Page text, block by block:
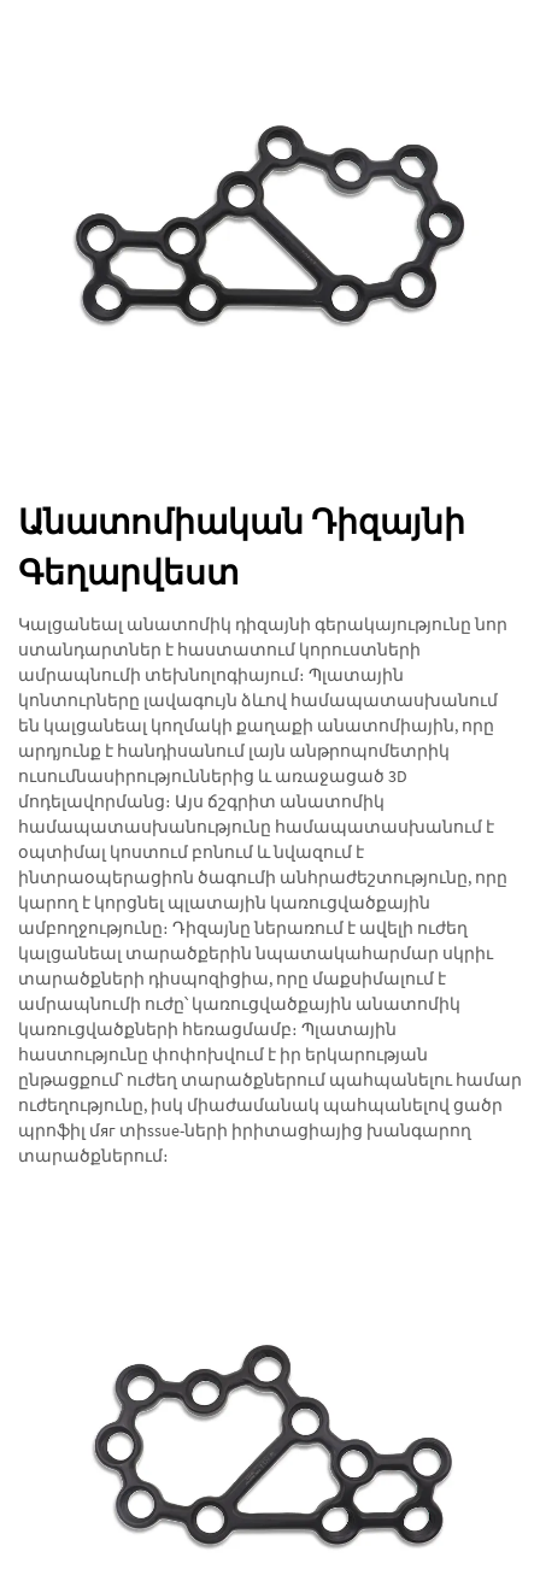
Անատոմիական Դիզայնի
Գեղարվեստ
Կալցանեալ անատոմիկ դիզայնի գերակայությունը նոր
ստանդարտներ է հաստատում կորուստների
ամրապնումի տեխնոլոգիայում։ Պլատային
կոնտուրները լավագույն ձևով համապատասխանում
են կալցանեալ կողմակի քաղաքի անատոմիային, որը
արդյունք է հանդիսանում լայն անթրոպոմետրիկ
ուսումնասիրություններից և առաջացած 3D
մոդելավորմանց։ Այս ճշգրիտ անատոմիկ
համապատասխանությունը համապատասխանում է
օպտիմալ կոստում բոնում և նվազում է
ինտրաօպերացիոն ծագումի անհրաժեշտությունը, որը
կարող է կորցնել պլատային կառուցվածքային
ամբողջությունը։ Դիզայնը ներառում է ավելի ուժեղ
կալցանեալ տարածքերին նպատակահարմար սկրիւ
տարածքների դիսպոզիցիա, որը մաքսիմալում է
ամրապնումի ուժը՝ կառուցվածքային անատոմիկ
կառուցվածքների հեռացմամբ։ Պլատային
հաստությունը փոփոխվում է իր երկարության
ընթացքում՝ ուժեղ տարածքներում պահպանելու համար
ուժեղությունը, իսկ միաժամանակ պահպանելով ցածր
պրոֆիլ մяг տիssue-ների իրիտացիայից խանգարող
տարածքներում։